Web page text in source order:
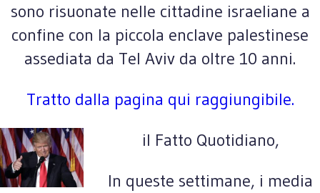
sono risuonate nelle cittadine israeliane a
confine con la piccola enclave palestinese
assediata da Tel Aviv da oltre 10 anni.
Tratto dalla pagina qui raggiungibile.
il Fatto Quotidiano,
In queste settimane, i media